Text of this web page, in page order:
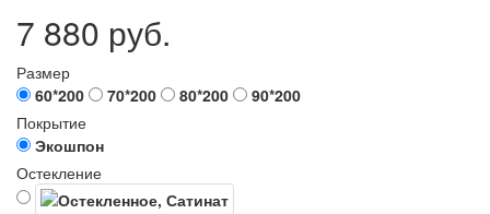
7 880 руб.
Размер
60*200
70*200 80*200
90*200
Покрытие
Экошпон
Остекление